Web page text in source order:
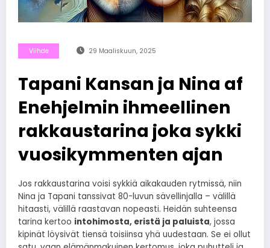
Viihde 29 Maaliskuun, 2025
Tapani Kansan ja Nina af
Enehjelmin ihmeellinen
rakkaustarina joka sykki
vuosikymmenten ajan
Jos rakkaustarina voisi sykkiä aikakauden rytmissä, niin
Nina ja Tapani tanssivat 80-luvun sävellinjalla – välillä
hitaasti, välillä raastavan nopeasti. Heidän suhteensa
tarina kertoo intohimosta, eristä ja paluista, jossa
kipinät löysivät tiensä toisiinsa yhä uudestaan. Se ei ollut